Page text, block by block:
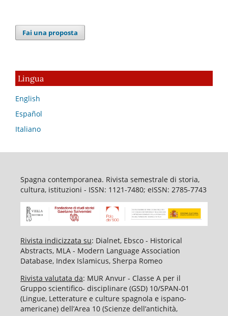
Fai una proposta
Lingua
English
Español
Italiano
Spagna contemporanea. Rivista semestrale di storia,
cultura, istituzioni - ISSN: 1121-7480; eISSN: 2785-7743
Rivista indicizzata su: Dialnet, Ebsco - Historical
Abstracts, MLA - Modern Language Association
Database, Index Islamicus, Sherpa Romeo
Rivista valutata da: MUR Anvur - Classe A per il
Gruppo scientifico- disciplinare (GSD) 10/SPAN-01
(Lingue, Letterature e culture spagnola e ispano-
americane) dell’Area 10 (Scienze dell’antichità,